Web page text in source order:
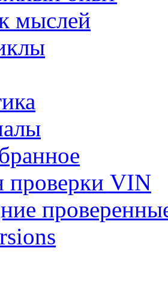
мыслей
проверки VIN